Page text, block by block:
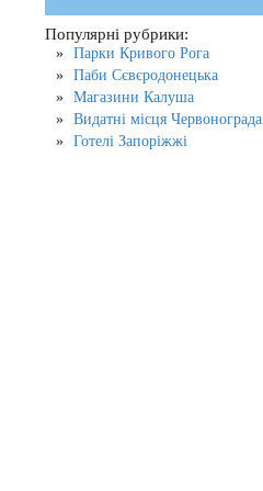
Популярні рубрики:
Парки Кривого Рога
Паби Сєвєродонецька
Магазини Калуша
Видатні місця Червонограда
Готелі Запоріжжі